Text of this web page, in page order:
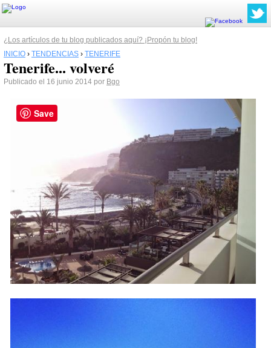
¿Los artículos de tu blog publicados aquí? ¡Propón tu blog!
INICIO › TENDENCIAS › TENERIFE
Tenerife... volveré
Publicado el 16 junio 2014 por Bgo
Save